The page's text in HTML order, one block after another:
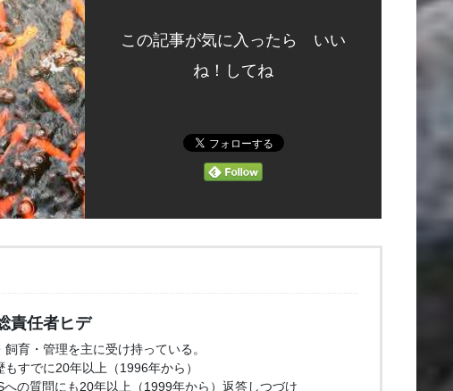
この記事が気に入ったら いい
ね！してね
責任者ヒデ
育・管理を主に受け持っている。
もすでに20年以上（1996年から）
への質問にも20年以上（1999年から）返答しつづけ